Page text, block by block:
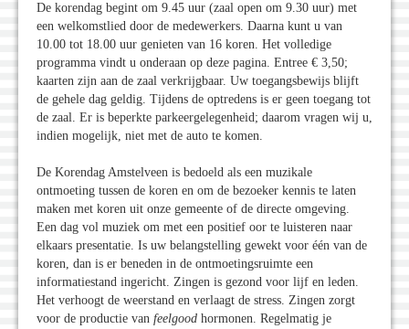
De korendag begint om 9.45 uur (zaal open om 9.30 uur) met
een welkomstlied door de medewerkers. Daarna kunt u van
10.00 tot 18.00 uur genieten van 16 koren. Het volledige
programma vindt u onderaan op deze pagina. Entree € 3,50;
kaarten zijn aan de zaal verkrijgbaar. Uw toegangsbewijs blijft
de gehele dag geldig. Tijdens de optredens is er geen toegang tot
de zaal. Er is beperkte parkeergelegenheid; daarom vragen wij u,
indien mogelijk, niet met de auto te komen.
De Korendag Amstelveen is bedoeld als een muzikale
ontmoeting tussen de koren en om de bezoeker kennis te laten
maken met koren uit onze gemeente of de directe omgeving.
Een dag vol muziek om met een positief oor te luisteren naar
elkaars presentatie. Is uw belangstelling gewekt voor één van de
koren, dan is er beneden in de ontmoetingsruimte een
informatiestand ingericht. Zingen is gezond voor lijf en leden.
Het verhoogt de weerstand en verlaagt de stress. Zingen zorgt
voor de productie van feelgood hormonen. Regelmatig je